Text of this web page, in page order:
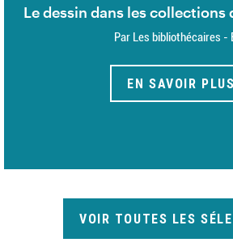
Le dessin dans les collections
Par Les bibliothécaires -
EN SAVOIR PLUS
VOIR TOUTES LES